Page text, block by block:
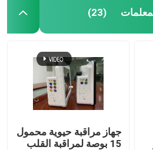
(23)
جهاز مراقبة حيوية محمول
15 بوصة لمراقبة القلب